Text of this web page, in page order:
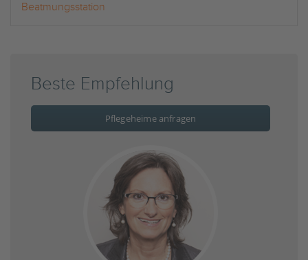
Beatmungsstation
Beste Empfehlung
Pflegeheime anfragen